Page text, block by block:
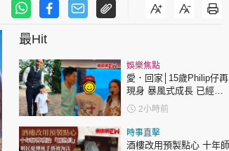
最Hit
娛樂焦點
愛．回家│15歲Philip仔再
現身 暴風式成長 已經高
過「三太」樊亦敏！
2小時前
時事直擊
酒樓改用預製點心 十年師